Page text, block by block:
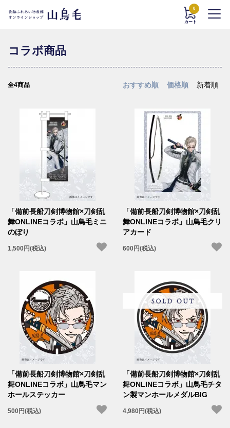
カート
0
コラボ商品
全4商品 おすすめ順 価格順 新着順
「備前長船刀剣博物館×刀剣乱
舞ONLINEコラボ」山鳥毛ミニ
のぼり
1,500円(税込)
「備前長船刀剣博物館×刀剣乱
舞ONLINEコラボ」山鳥毛クリ
アカード
600円(税込)
「備前長船刀剣博物館×刀剣乱
舞ONLINEコラボ」山鳥毛マン
ホールステッカー
500円(税込)
「備前長船刀剣博物館×刀剣乱
舞ONLINEコラボ」山鳥毛チタ
ン製マンホールメダルBIG
4,980円(税込)